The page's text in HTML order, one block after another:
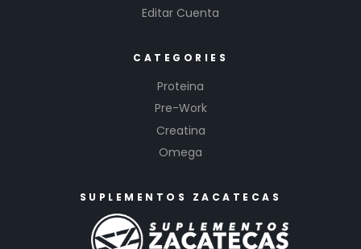
Editar Cuenta
CATEGORIES
Proteina
Pre-Work
Creatina
Omega
SUPLEMENTOS ZACATECAS